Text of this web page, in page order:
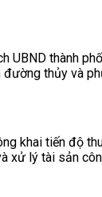
UBND thành
đường thủy và
khai tiến độ
xử lý tài sản